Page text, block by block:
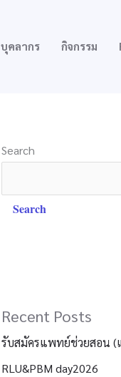
บุคลากร กิจกรรม
Search
Search
Recent Posts
รับสมัครแพทย์ช่วยสอน
RLU&PBM day2026